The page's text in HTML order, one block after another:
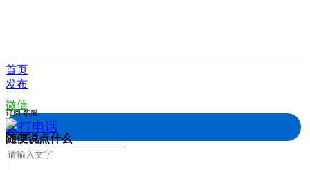
首页
发布
微信
拨打电话
订阅 客服
随便说点什么